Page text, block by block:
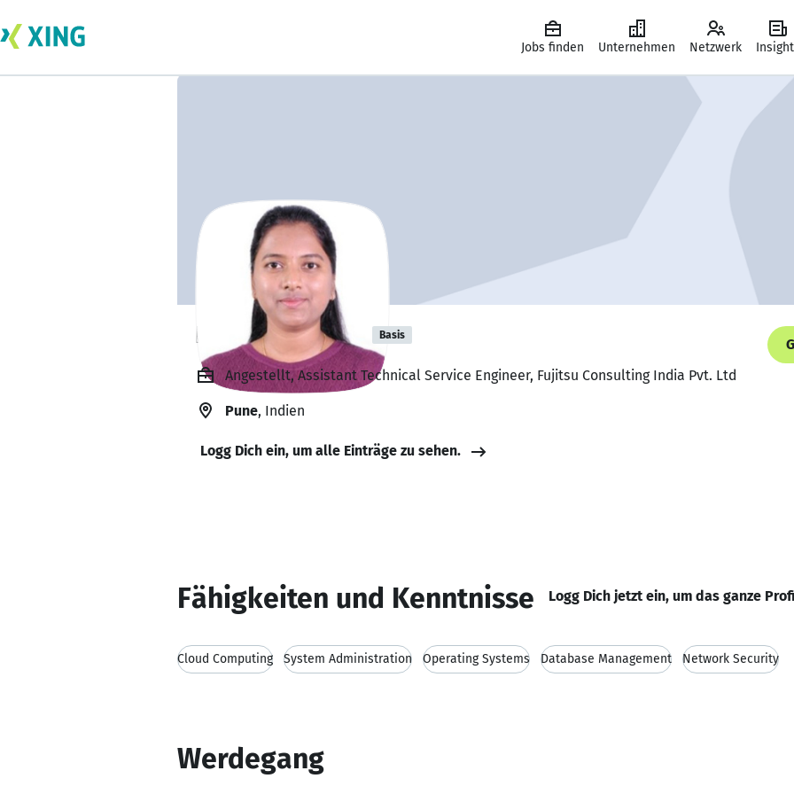
Jobs finden Unternehmen Netzwerk
Priyanka Etane Basis
Angestellt, Assistant Technical Service Engineer, Fujitsu Consulting India Pvt. Ltd
Pune, Indien
Logg Dich ein, um alle Einträge zu sehen.
Fähigkeiten und Kenntnisse Logg Dich jetzt ein, um das ganze
Cloud Computing System Administration Operating Systems Database Management Network Security
Werdegang